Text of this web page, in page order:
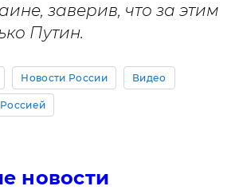
заверив, что за этим
Путин.
Новости России Видео
новости